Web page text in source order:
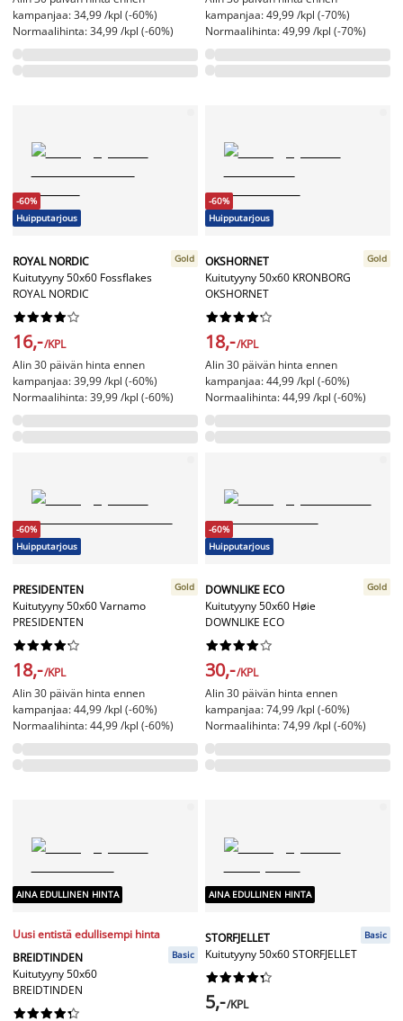
kampanjaa: 34,99 /kpl (-60%)
Normaalihinta: 34,99 /kpl (-60%)
kampanjaa: 49,99 /kpl (-70%)
Normaalihinta: 49,99 /kpl (-70%)
-60%
Huipputarjous
ROYAL NORDIC
Kuitutyyny 50x60 Fossflakes
ROYAL NORDIC
Gold






16,-/KPL
Alin 30 päivän hinta ennen
kampanjaa: 39,99 /kpl (-60%)
Normaalihinta: 39,99 /kpl (-60%)
-60%
Huipputarjous
OKSHORNET
Kuitutyyny 50x60 KRONBORG
OKSHORNET
Gold






18,-/KPL
Alin 30 päivän hinta ennen
kampanjaa: 44,99 /kpl (-60%)
Normaalihinta: 44,99 /kpl (-60%)
-60%
Huipputarjous
PRESIDENTEN
Kuitutyyny 50x60 Varnamo
PRESIDENTEN
Gold






18,-/KPL
Alin 30 päivän hinta ennen
kampanjaa: 44,99 /kpl (-60%)
Normaalihinta: 44,99 /kpl (-60%)
-60%
Huipputarjous
DOWNLIKE ECO
Kuitutyyny 50x60 Høie
DOWNLIKE ECO
Gold






30,-/KPL
Alin 30 päivän hinta ennen
kampanjaa: 74,99 /kpl (-60%)
Normaalihinta: 74,99 /kpl (-60%)
AINA EDULLINEN HINTA
Uusi entistä edullisempi hinta
BREIDTINDEN
Kuitutyyny 50x60
BREIDTINDEN
Basic






AINA EDULLINEN HINTA
STORFJELLET
Kuitutyyny 50x60 STORFJELLET
Basic






5,-/KPL